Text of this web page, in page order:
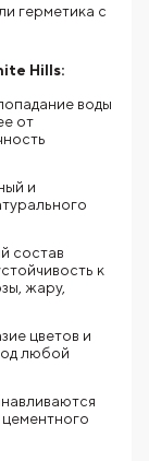
герметика с
Hills:
воды
от
и
состав
к
жару,
цветов и
любой